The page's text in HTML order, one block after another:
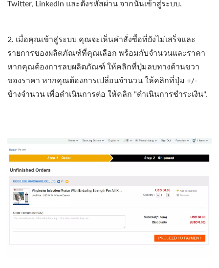
Twitter, LinkedIn และตั้งรหัสผ่าน จากนั้นเข้าสู่ระบบ.
2. เมื่อคุณเข้าสู่ระบบ คุณจะเห็นคำสั่งซื้อที่ยังไม่เสร็จและ
รายการของผลิตภัณฑ์ที่คุณเลือก พร้อมกับจำนวนและราคา
หากคุณต้องการลบผลิตภัณฑ์ ให้คลิกที่ปุ่มลบทางด้านขวา
ของราคา หากคุณต้องการเปลี่ยนจำนวน ให้คลิกที่ปุ่ม +/-
ข้างจำนวน เพื่อดำเนินการต่อ ให้คลิก "ดำเนินการชำระเงิน".